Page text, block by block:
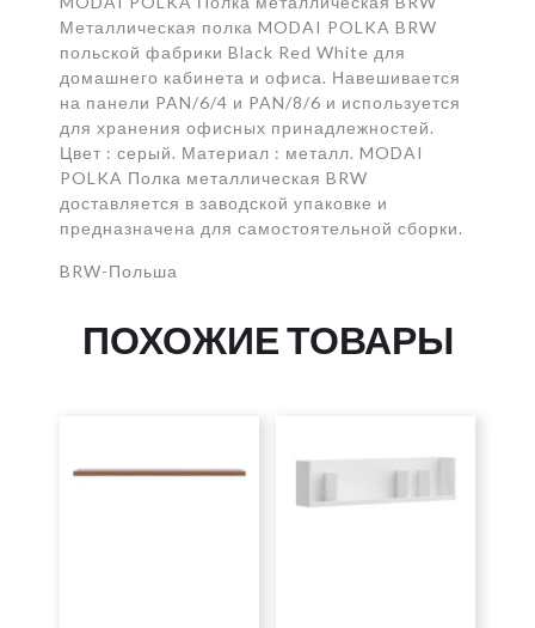
Металлическая полка MODAI POLKA BRW
польской фабрики Black Red White для
домашнего кабинета и офиса. Навешивается
на панели PAN/6/4 и PAN/8/6 и используется
для хранения офисных принадлежностей.
Цвет : серый. Материал : металл. MODAI
POLKA Полка металлическая BRW
доставляется в заводской упаковке и
предназначена для самостоятельной сборки.
BRW-Польша
ПОХОЖИЕ ТОВАРЫ